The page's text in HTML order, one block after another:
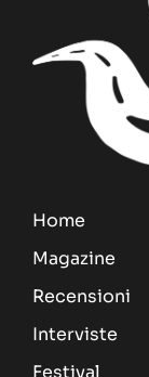
Home
Magazine
Recensioni
Interviste
Festival